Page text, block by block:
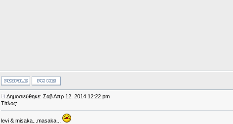
Δημοσιεύθηκε: Σαβ Απρ 12, 2014 12:22 pm
Τίτλος:
levi & misaka...masaka...